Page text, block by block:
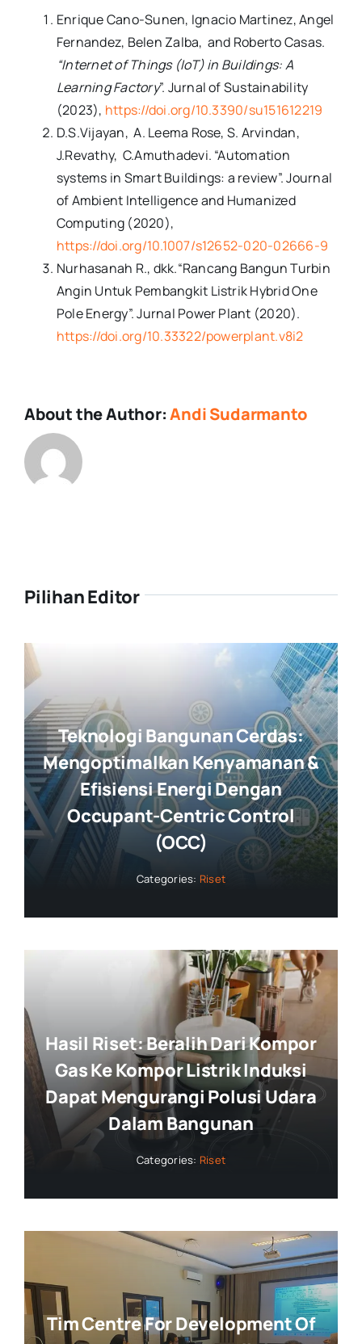
Enrique Cano-Sunen, Ignacio Martinez, Angel
Fernandez, Belen Zalba, and Roberto Casas.
“Internet of Things (IoT) in Buildings: A
Learning Factory”. Jurnal of Sustainability
(2023), https://doi.org/10.3390/su151612219
D.S.Vijayan, A. Leema Rose, S. Arvindan,
J.Revathy, C.Amuthadevi. “Automation
systems in Smart Buildings: a review”. Journal
of Ambient Intelligence and Humanized
Computing (2020),
https://doi.org/10.1007/s12652-020-02666-9
Nurhasanah R., dkk.“Rancang Bangun Turbin
Angin Untuk Pembangkit Listrik Hybrid One
Pole Energy”. Jurnal Power Plant (2020).
https://doi.org/10.33322/powerplant.v8i2
About the Author:Andi Sudarmanto
Pilihan Editor
Teknologi Bangunan Cerdas:
Mengoptimalkan Kenyamanan &
Efisiensi Energi Dengan
Occupant-Centric Control
(OCC)
Categories: Riset
Hasil Riset: Beralih Dari Kompor
Gas Ke Kompor Listrik Induksi
Dapat Mengurangi Polusi Udara
Dalam Bangunan
Categories: Riset
Tim Centre For Development Of